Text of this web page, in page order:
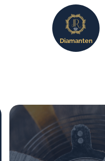
Diamanten